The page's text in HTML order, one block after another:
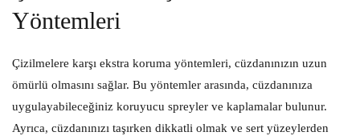
Yöntemleri
Çizilmelere karşı ekstra koruma yöntemleri, cüzdanınızın uzun
ömürlü olmasını sağlar. Bu yöntemler arasında, cüzdanınıza
uygulayabileceğiniz koruyucu spreyler ve kaplamalar bulunur.
Ayrıca, cüzdanınızı taşırken dikkatli olmak ve sert yüzeylerden